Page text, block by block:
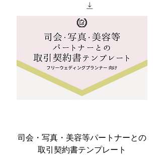
司会・写真・美容等パートナーとの
取引契約書テンプレート